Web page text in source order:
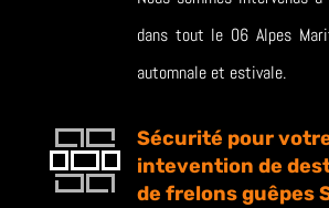
dans tout le 06 Alpes
automnale et estivale.
Sécurité pour
intevention de
de frelons guêpes